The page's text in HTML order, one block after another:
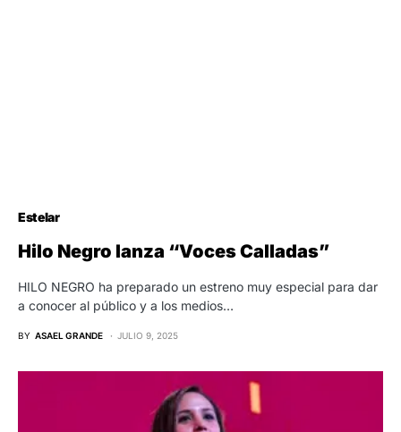
Estelar
Hilo Negro lanza “Voces Calladas”
HILO NEGRO ha preparado un estreno muy especial para dar
a conocer al público y a los medios…
BY ASAEL GRANDE JULIO 9, 2025